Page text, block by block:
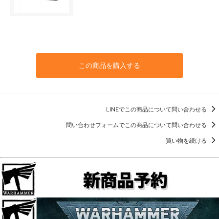
この商品を購入する
LINEでこの商品について問い合わせる
問い合わせフォームでこの商品について問い合わせる
買い物を続ける